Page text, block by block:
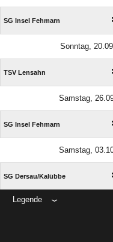
SG Insel Fehmarn :
Sonntag,
TSV Lensahn :
Samstag,
SG Insel Fehmarn :
Samstag,
SG Dersau/​Kalübbe :
Legende